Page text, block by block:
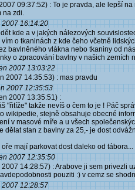
09:37:52) : To je pravda, ale lepší
na zdi.
2007 16:14:20
kde a v jakých nálezových
vím o tkaninách z kde čeho včetně
bavlněného vlákna nebo tkaniny od
o zpracování bavlny v našich zemích
2007 13:03:22
2007 14:35:53) : mas pravdu
2007 12:35:53
2007 13:35:51) :
"řitíže" takže nevíš o čem to je ! Páč
wikipedie, stejně obsahuje obecné
v masové míře a u všech
dělat stan z bavlny za 25,- je dost
oře mají parkovat dost daleko od
2007 12:35:50
14:28:57) : Arabove ji sem privezli
pouziti :) v cemz se
2007 12:28:57